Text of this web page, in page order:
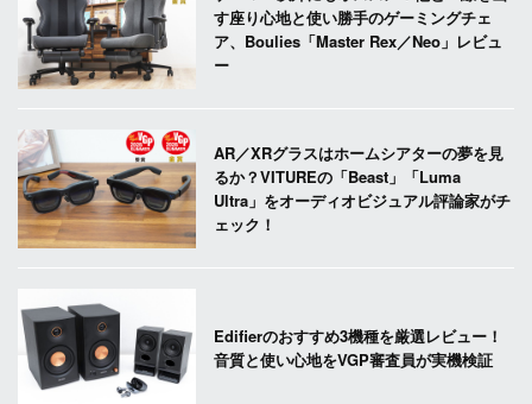
す座り心地と使い勝手のゲーミングチェ
ア、Boulies「Master Rex／Neo」レビュ
ー
AR／XRグラスはホームシアターの夢を見
るか？VITUREの「Beast」「Luma
Ultra」をオーディオビジュアル評論家がチ
ェック！
Edifierのおすすめ3機種を厳選レビュー！
音質と使い心地をVGP審査員が実機検証